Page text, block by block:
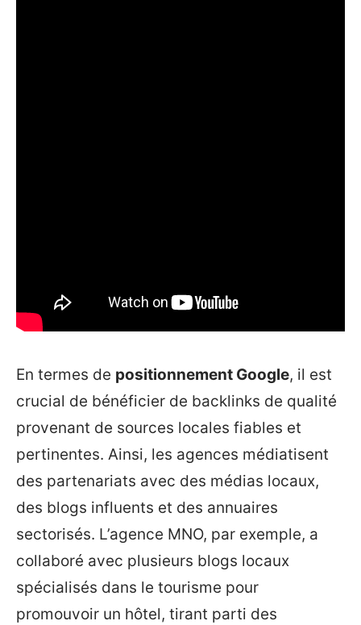
En termes de positionnement Google, il est
crucial de bénéficier de backlinks de qualité
provenant de sources locales fiables et
pertinentes. Ainsi, les agences médiatisent
des partenariats avec des médias locaux,
des blogs influents et des annuaires
sectorisés. L’agence MNO, par exemple, a
collaboré avec plusieurs blogs locaux
spécialisés dans le tourisme pour
promouvoir un hôtel, tirant parti des